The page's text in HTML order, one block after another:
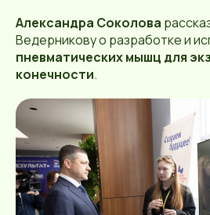
Александра Соколова
Ведерникову о разработке и
пневматических мышц для
конечности.